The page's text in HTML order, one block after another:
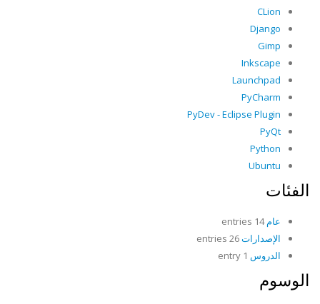
CLion
Django
Gimp
Inkscape
Launchpad
PyCharm
PyDev - Eclipse Plugin
PyQt
Python
Ubuntu
الفئات
عام14 entries
الإصدارات
الدروس
الوسوم